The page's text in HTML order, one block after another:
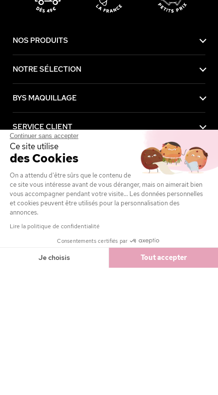
1,50 € Ajouter
NOS PRODUITS
NOTRE SÉLECTION
BYS MAQUILLAGE
SERVICE CLIENT
AVANTAGES
MENTIONS LÉGALES
Achetez maintenant, payez plus tard avec
Continuer sans accepter
Ce site utilise
des Cookies
On a attendu d'être sûrs que le contenu de
ce site vous intéresse avant de vous déranger, mais on aimerait bien
vous accompagner pendant votre visite... Les données personnelles
et cookies peuvent être utilisés pour la personnalisation des
annonces.
Lire la politique de confidentialité
Consentements certifiés par
Je choisis Tout accepter